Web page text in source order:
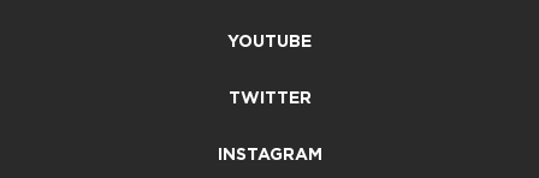
YOUTUBE
TWITTER
INSTAGRAM